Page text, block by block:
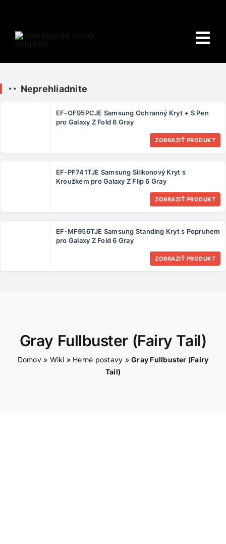
content
HRY
PORADŇA
O NÁS
ČLÁNKY
KONTAKT
Neprehliadnite
EF-OF95PCJE Samsung Ochranný Kryt + S Pen
pro Galaxy Z Fold 6 Gray
ZOBRAZIŤ PRODUKT
EF-PF741TJE Samsung Silikonový Kryt s
Kroužkem pro Galaxy Z Flip 6 Gray
ZOBRAZIŤ PRODUKT
EF-MF956TJE Samsung Standing Kryt s Popruhem
pro Galaxy Z Fold 6 Gray
ZOBRAZIŤ PRODUKT
Gray Fullbuster (Fairy Tail)
Domov» Wiki » Herné postavy »Gray Fullbuster (Fairy
Tail)